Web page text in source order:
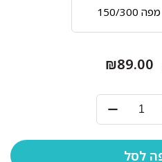
מפה 150/300
₪89.00